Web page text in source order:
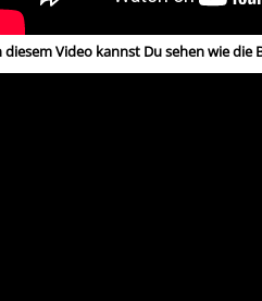
diesem Video kannst Du sehen wie